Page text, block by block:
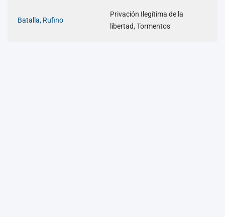
Batalla, Rufino
Privación Ilegítima de la
libertad, Tormentos